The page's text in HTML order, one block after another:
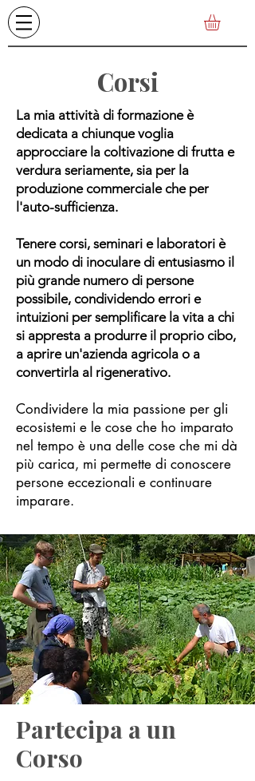
Corsi
La mia attività di formazione è
dedicata a chiunque voglia
approcciare la coltivazione di frutta e
verdura seriamente, sia per la
produzione commerciale che per
l'auto-sufficienza.
Tenere corsi, seminari e laboratori è
un modo di inoculare di entusiasmo il
più grande numero di persone
possibile, condividendo errori e
intuizioni per semplificare la vita a chi
si appresta a produrre il proprio cibo,
a aprire un'azienda agricola o a
convertirla al rigenerativo.
Condividere la mia passione per gli
ecosistemi e le cose che ho imparato
nel tempo è una delle cose che mi dà
più carica, mi permette di conoscere
persone eccezionali e continuare
imparare.
Partecipa a un
Corso